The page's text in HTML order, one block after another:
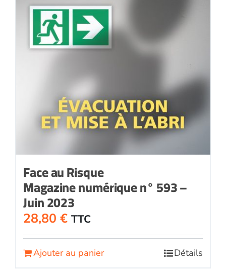
Face au Risque
Magazine numérique n° 593 –
Juin 2023
28,80 € TTC
Ajouter au panier Détails